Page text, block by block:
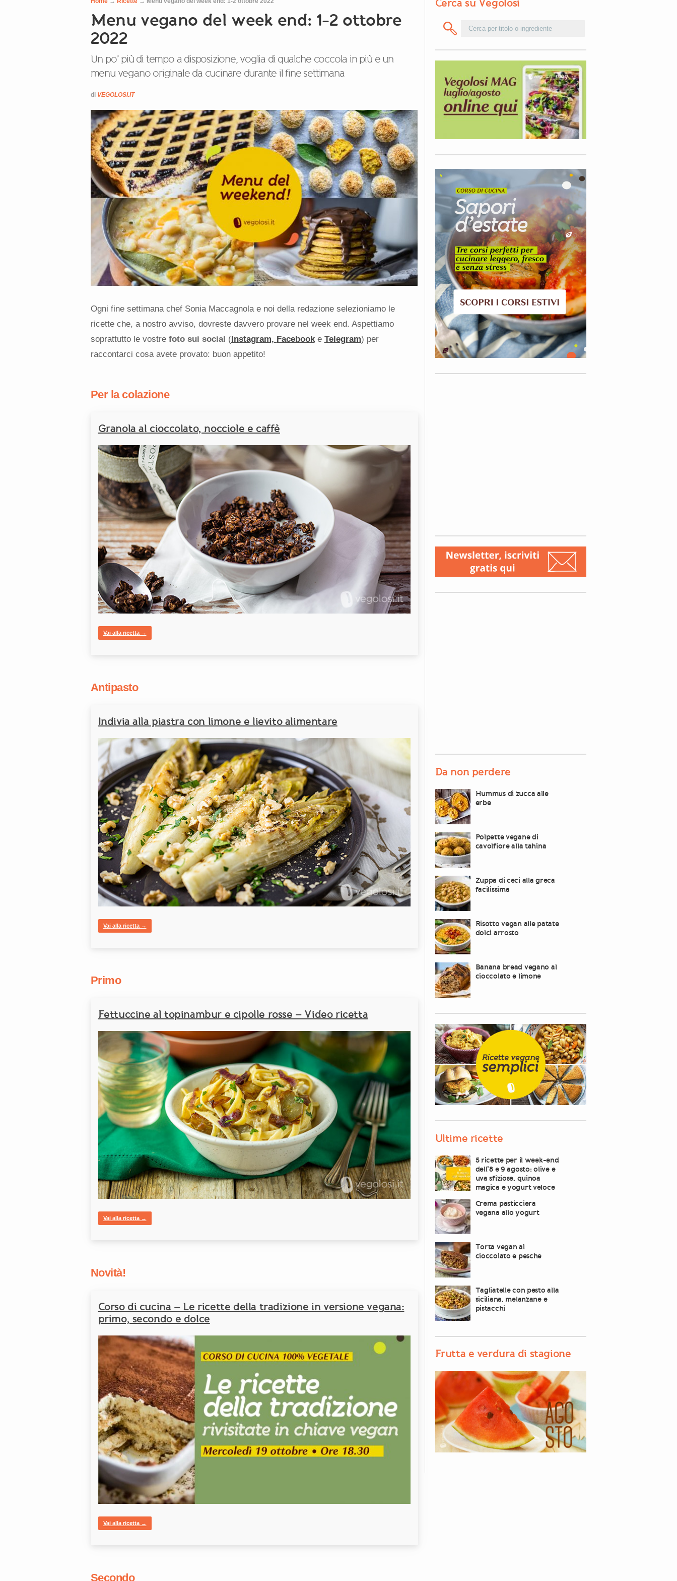
Menu vegano del week end: 1-2 ottobre
2022
Un po’ più di tempo a disposizione, voglia di qualche coccola in più e un
menu vegano originale da cucinare durante il fine settimana
di VEGOLOSI.IT
Ogni fine settimana chef Sonia Maccagnola e noi della redazione selezioniamo le
ricette che, a nostro avviso, dovreste davvero provare nel week end. Aspettiamo
soprattutto le vostrefoto sui social (Instagram, Facebooke Telegram) per
raccontarci cosa avete provato: buon appetito!
Per la colazione
Granola al cioccolato, nocciole e caffè
Vai alla ricetta →
Antipasto
Indivia alla piastra con limone e lievito alimentare
Vai alla ricetta →
Primo
Fettuccine al topinambur e cipolle rosse – Video ricetta
Vai alla ricetta →
Novità!
Corso di cucina – Le ricette della tradizione in versione vegana:
primo, secondo e dolce
Vai alla ricetta →
Secondo
Cerca su Vegolosi
Da non perdere
Hummus di zucca alle
erbe
Polpette vegane di
cavolfiore alla tahina
Zuppa di ceci alla greca
facilissima
Risotto vegan alle patate
dolci arrosto
Banana bread vegano al
cioccolato e limone
Ultime ricette
5 ricette per il week-end
dell’8 e 9 agosto: olive e
uva sfiziose, quinoa
magica e yogurt veloce
Crema pasticciera
vegana allo yogurt
Torta vegan al
cioccolato e pesche
Tagliatelle con pesto alla
siciliana, melanzane e
pistacchi
Frutta e verdura di stagione